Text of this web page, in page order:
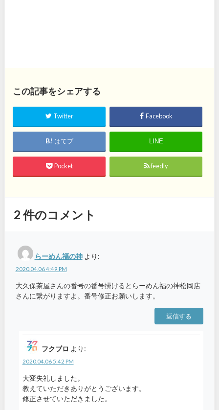
この記事をシェアする
Twitter Facebook
はてブ LINE
Pocket feedly
2件のコメント
らーめん福の神 より:
2020.04.06 4:49 PM
大久保茶屋さんの番号の番号掛けるとらーめん福の神松岡店
さんに繋がりますよ。番号修正お願いします。
返信する
フクブロ より:
2020.04.06 5:42 PM
大変失礼しました。
教えていただきありがとうございます。
修正させていただきました。